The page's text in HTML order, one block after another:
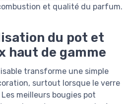
et qualité du parfum.
du pot et
haut de gamme
transforme une simple
surtout lorsque le verre
meilleurs bougies pot